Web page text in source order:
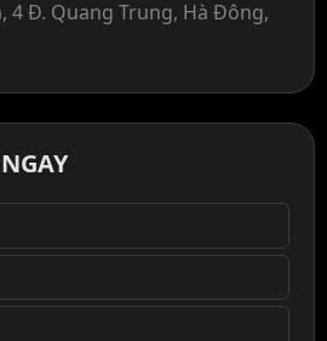
4 Đ. Quang Trung, Hà Đông,